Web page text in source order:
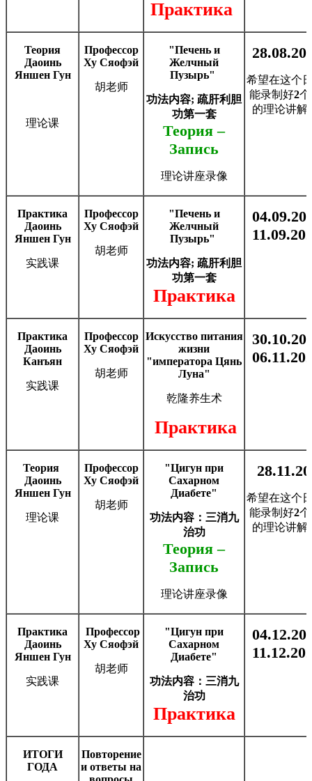
Практика
Теория
Даоинь
Яншен Гун
理论课
Профессор
Ху Сяофэй
胡老师
"Печень и
Желчный
Пузырь"
功法内容; 疏肝利胆
功第一套
Теория –
Запись
理论讲座录像
希望在这个
能录制好2
的理论讲解
Практика
Даоинь
Яншен Гун
实践课
Профессор
Ху Сяофэй
胡老师
"Печень и
Желчный
Пузырь"
功法内容; 疏肝利胆
功第一套
Практика
Практика
Даоинь
Канъян
实践课
Профессор
Ху Сяофэй
胡老师
Искусство питания
жизни
"императора Цянь
Луна"
乾隆养生术
Практика
Теория
Даоинь
Яншен Гун
理论课
Профессор
Ху Сяофэй
胡老师
"Цигун при
Сахарном
Диабете"
功法内容： 三消九
治功
Теория –
Запись
理论讲座录像
希望在这个
能录制好2
的理论讲解
Практика
Даоинь
Яншен Гун
实践课
Профессор
Ху Сяофэй
胡老师
"Цигун при
Сахарном
Диабете"
功法内容： 三消九
治功
Практика
ИТОГИ
ГОДА
Повторение
и ответы на